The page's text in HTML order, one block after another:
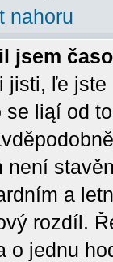
nahoru
jsem
jisti, ľe jste
se liąí od
není
a
rozdíl.
o jednu